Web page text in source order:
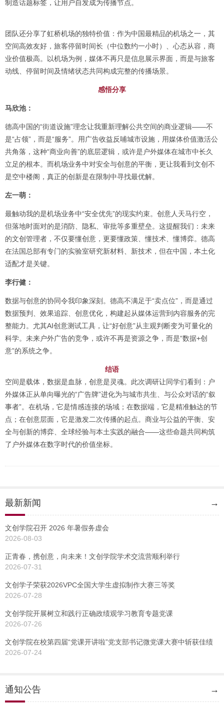
制造话题标签，让用户自发成为传播节点。
团队还分享了虹桥机场的独特价值：作为中国最精品的机场之一，其
空间高效友好，旅客停留时间长（中位数约一小时）、心态从容，商
业价值极高。以机场为例，媒体不再只是信息展示界面，而是与旅客
动线、停留时间及情绪状态共同构成完整的传播场景。
感悟分享
马欣池：
德高中国的“街道设施”理念让我重新理解公共空间的商业逻辑——不
是“占领”，而是“服务”。用广告收益反哺城市设施，用媒体价值激活公
共角落，这种“商业向善”的底层逻辑，或许是户外媒体在城市中长久
立足的根本。而机场业务中对安全与创意的平衡，更让我看到文创不
是空中楼阁，真正的创新是在限制中寻找最优解。
左一萌：
最触动我的是机场业务中“安全优先”的现实约束。创意人天马行空，
但落地时面对的是消防、隐私、审批等多重壁垒。这提醒我们：未来
的文创管理者，不仅要懂创意，更要懂政策、懂技术、懂博弈。德高
在法国总部有专门的实验室研究新材料、新技术，但在中国，本土化
适配才是关键。
李行健：
数据与创意的协同令我印象深刻。德高不满足于“卖点位”，而是通过
数据预判、效果追踪、创意优化，构建起从媒体运营到内容服务的完
整能力。尤其AI创意测试工具，让“好创意”从主观判断变为可量化的
科学。未来户外广告的竞争，或许不再是资源之争，而是“数据+创
意”的系统之争。
结语
空间是载体，数据是血脉，创意是灵魂。此次调研让同学们看到：户
外媒体正从单向曝光的“广告牌”进化为与城市共生、与公众对话的“叙
事者”。在机场，它是情感连接的场域；在数据端，它是精准触达的节
点；在创意层面，它是激发二次传播的起点。商业与公益的平衡、安
全与创新的博弈、全球经验与本土实践的融合——这些命题共同构筑
了户外媒体在数字时代的价值坐标。
最新新闻 →
文创学院召开 2026 年暑假务虚会
2026-08-03
正青春，携创意，向未来！文创学院学术交流营顺利举行
2026-07-31
文创学子荣获2026VPC全国大学生虚拟制作大赛三等奖
2026-07-28
文创学院开展树立和践行正确政绩观学习教育专题党课
2026-07-26
文创学院在校第四届“党课开讲啦”党支部书记微党课大赛中斩获佳绩
2026-07-24
通知公告 →